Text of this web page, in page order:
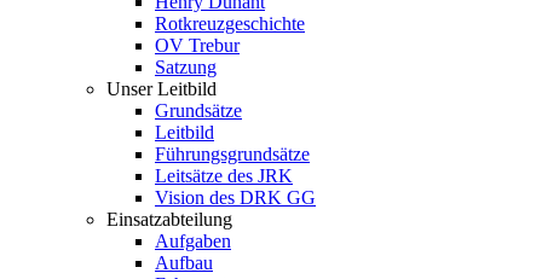
Rotkreuzgeschichte
OV Trebur
Satzung
Unser Leitbild
Grundsätze
Leitbild
Führungsgrundsätze
Leitsätze des JRK
Vision des DRK GG
Einsatzabteilung
Aufgaben
Aufbau